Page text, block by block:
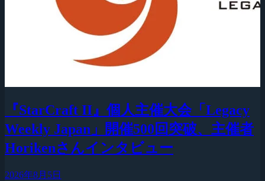
『StarCraft II』個人主催大会「Legacy
Weekly Japan」開催500回突破、主催者
Horikenさんインタビュー
2026年8月5日